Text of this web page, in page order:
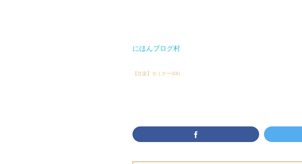
にほんブログ村
【住楽】セミナー(56)